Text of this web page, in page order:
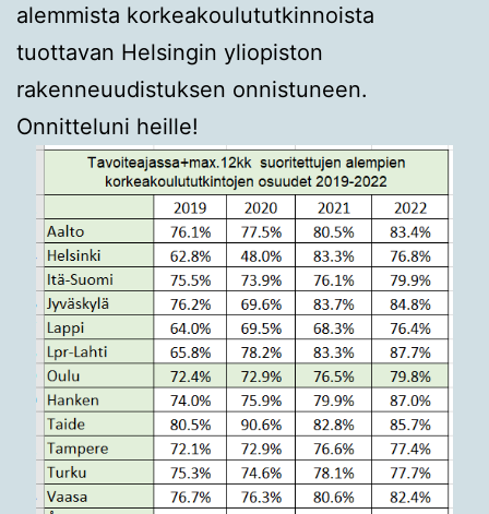
alemmista korkeakoulututkinnoista
tuottavan Helsingin yliopiston
rakenneuudistuksen onnistuneen.
Onnitteluni heille!